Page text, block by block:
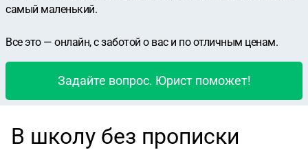
самый маленький.
Все это — онлайн, с заботой о вас и по отличным ценам.
Задайте вопрос. Юрист поможет!
В школу без прописки